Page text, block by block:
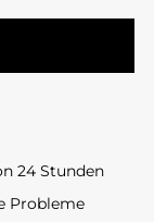
24 Stunden
Probleme